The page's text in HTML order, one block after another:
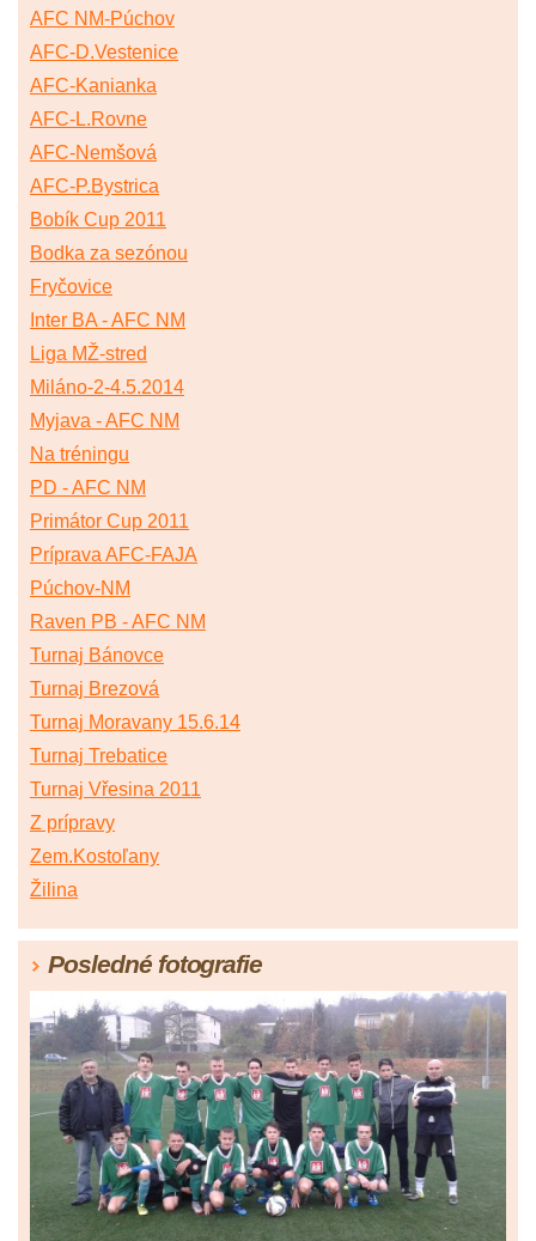
AFC NM-Púchov
AFC-D.Vestenice
AFC-Kanianka
AFC-L.Rovne
AFC-Nemšová
AFC-P.Bystrica
Bobík Cup 2011
Bodka za sezónou
Fryčovice
Inter BA - AFC NM
Liga MŽ-stred
Miláno-2-4.5.2014
Myjava - AFC NM
Na tréningu
PD - AFC NM
Primátor Cup 2011
Príprava AFC-FAJA
Púchov-NM
Raven PB - AFC NM
Turnaj Bánovce
Turnaj Brezová
Turnaj Moravany 15.6.14
Turnaj Trebatice
Turnaj Vřesina 2011
Z prípravy
Zem.Kostoľany
Žilina
Posledné fotografie